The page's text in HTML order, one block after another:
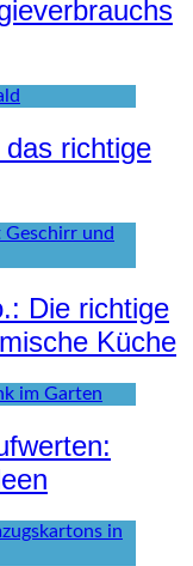
richtige
Die richtige
Küche